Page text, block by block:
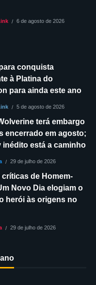
6 de agosto de 2026
conquista
à Platina do
para ainda este ano
5 de agosto de 2026
terá embargo
encerrado em agosto;
inédito está a caminho
29 de julho de 2026
críticas de Homem-
Novo Dia elogiam o
herói às origens no
29 de julho de 2026